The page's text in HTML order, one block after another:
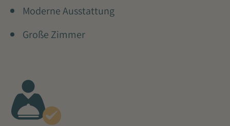
Moderne Ausstattung
Große Zimmer